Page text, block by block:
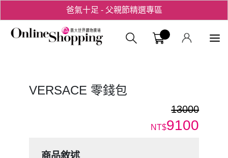
爸氣十足 - 父親節精選專區
用心愛你！七夕星選禮遇！義大購物
VERSACE 零錢包
13000
NT$9100
商品敘述